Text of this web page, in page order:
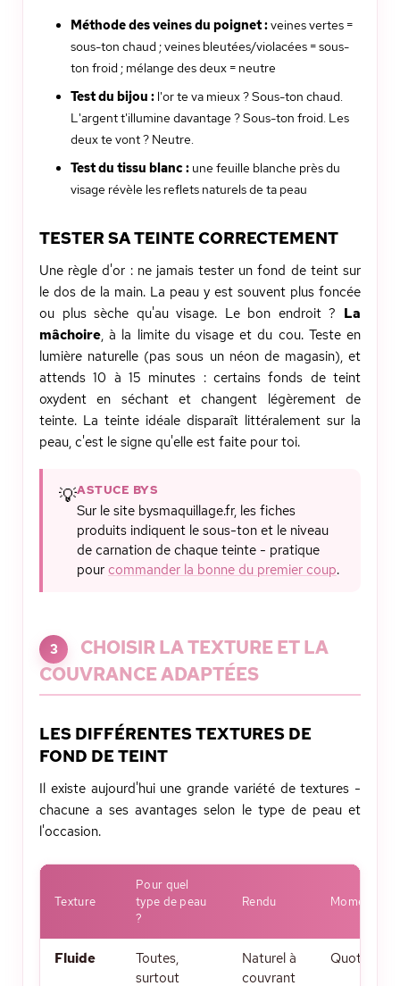
Méthode des veines du poignet :veines vertes =
sous-ton chaud ; veines bleutées/violacées = sous-
ton froid ; mélange des deux = neutre
Test du bijou : l'or te va mieux ? Sous-ton chaud.
L'argent t'illumine davantage ? Sous-ton froid. Les
deux te vont ? Neutre.
Test du tissu blanc : une feuille blanche près du
visage révèle les reflets naturels de ta peau
TESTER SA TEINTE CORRECTEMENT
Une règle d'or : ne jamais tester un fond de teint sur
le dos de la main. La peau y est souvent plus foncée
ou plus sèche qu'au visage. Le bon endroit ? La
mâchoire, à la limite du visage et du cou. Teste en
lumière naturelle (pas sous un néon de magasin), et
attends 10 à 15 minutes : certains fonds de teint
oxydent en séchant et changent légèrement de
teinte. La teinte idéale disparaît littéralement sur la
peau, c'est le signe qu'elle est faite pour toi.
💡ASTUCE BYS
Sur le site bysmaquillage.fr, les fiches
produits indiquent le sous-ton et le niveau
de carnation de chaque teinte - pratique
pour commander la bonne du premier coup.
3
CHOISIR LA TEXTURE ET LA
COUVRANCE ADAPTÉES
LES DIFFÉRENTES TEXTURES DE
FOND DE TEINT
Il existe aujourd'hui une grande variété de textures -
chacune a ses avantages selon le type de peau et
l'occasion.
Texture
Pour quel
type de peau
?
Rendu Moment
Fluide
Toutes,
surtout
Naturel à
couvrant
Quotidien